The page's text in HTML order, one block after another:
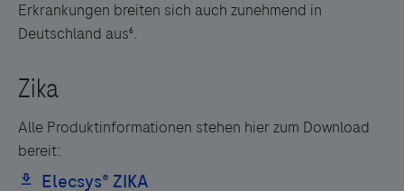
Erkrankungen breiten sich auch zunehmend in
Deutschland aus⁶.
Alle Produktinformationen stehen hier zum Download
bereit: